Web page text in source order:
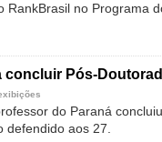
RankBrasil no Programa
concluir Pós-
do Paraná
defendido aos 27.